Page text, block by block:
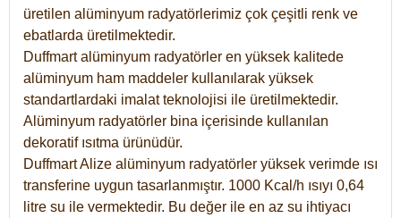
üretilen alüminyum radyatörlerimiz çok çeşitli renk ve
ebatlarda üretilmektedir.
Duffmart alüminyum radyatörler en yüksek kalitede
alüminyum ham maddeler kullanılarak yüksek
standartlardaki imalat teknolojisi ile üretilmektedir.
Alüminyum radyatörler bina içerisinde kullanılan
dekoratif ısıtma ürünüdür.
Duffmart Alize alüminyum radyatörler yüksek verimde ısı
transferine uygun tasarlanmıştır. 1000 Kcal/h ısıyı 0,64
litre su ile vermektedir. Bu değer ile en az su ihtiyacı